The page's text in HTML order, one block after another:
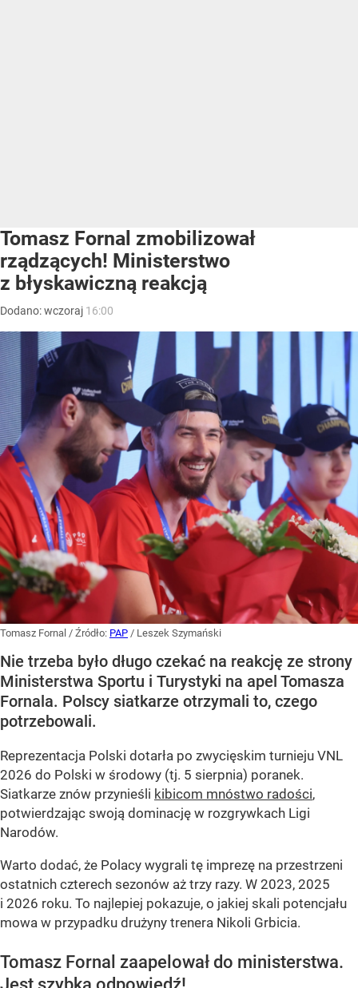
Tomasz Fornal zmobilizował
rządzących! Ministerstwo
z błyskawiczną reakcją
Dodano:wczoraj 16:00
Tomasz Fornal / Źródło: PAP / Leszek Szymański
Nie trzeba było długo czekać na reakcję ze strony
Ministerstwa Sportu i Turystyki na apel Tomasza
Fornala. Polscy siatkarze otrzymali to, czego
potrzebowali.
Reprezentacja Polski dotarła po zwycięskim turnieju VNL
2026 do Polski w środowy (tj. 5 sierpnia) poranek.
Siatkarze znów przynieśli kibicom mnóstwo radości,
potwierdzając swoją dominację w rozgrywkach Ligi
Narodów.
Warto dodać, że Polacy wygrali tę imprezę na przestrzeni
ostatnich czterech sezonów aż trzy razy. W 2023, 2025
i 2026 roku. To najlepiej pokazuje, o jakiej skali potencjału
mowa w przypadku drużyny trenera Nikoli Grbicia.
Tomasz Fornal zaapelował do ministerstwa.